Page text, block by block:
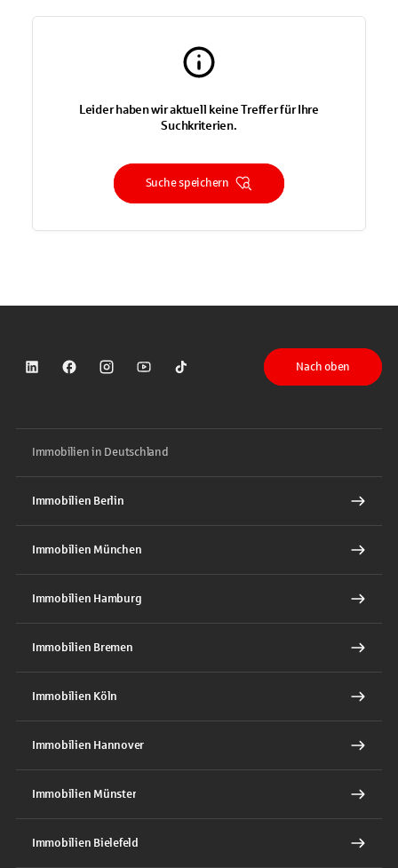
Leider haben wir aktuell keine Treffer für Ihre
Suchkriterien.
Suche speichern
Sparkasse auf LinkedIn
Sparkasse auf Facebook
Sparkasse auf Instagram
Sparkasse auf YouTube
Sparkasse auf TikTok
Nach oben
Immobilien in Deutschland
Immobilien Berlin
Immobilien München
Immobilien Hamburg
Immobilien Bremen
Immobilien Köln
Immobilien Hannover
Immobilien Münster
Immobilien Bielefeld